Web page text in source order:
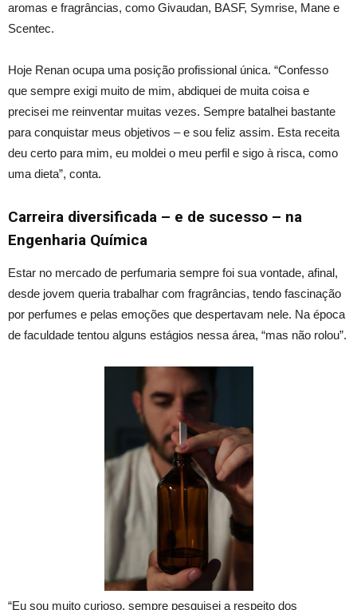
aromas e fragrâncias, como Givaudan, BASF, Symrise, Mane e
Scentec.
Hoje Renan ocupa uma posição profissional única. “Confesso
que sempre exigi muito de mim, abdiquei de muita coisa e
precisei me reinventar muitas vezes. Sempre batalhei bastante
para conquistar meus objetivos – e sou feliz assim. Esta receita
deu certo para mim, eu moldei o meu perfil e sigo à risca, como
uma dieta”, conta.
Carreira diversificada – e de sucesso – na
Engenharia Química
Estar no mercado de perfumaria sempre foi sua vontade, afinal,
desde jovem queria trabalhar com fragrâncias, tendo fascinação
por perfumes e pelas emoções que despertavam nele. Na época
de faculdade tentou alguns estágios nessa área, “mas não rolou”.
“Eu sou muito curioso, sempre pesquisei a respeito dos